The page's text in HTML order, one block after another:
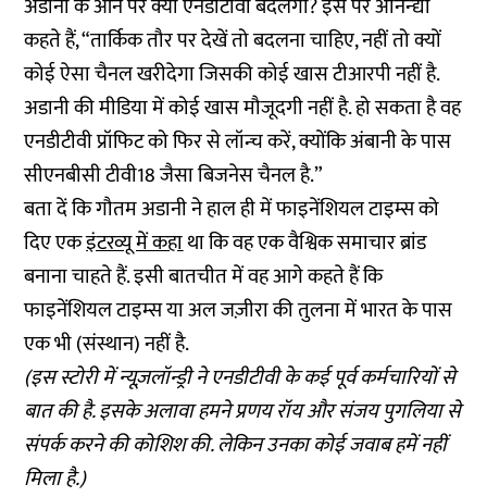
अडानी के आने पर क्या एनडीटीवी बदलेगा? इस पर अनिन्द्यो
कहते हैं, “तार्किक तौर पर देखें तो बदलना चाहिए, नहीं तो क्यों
कोई ऐसा चैनल खरीदेगा जिसकी कोई खास टीआरपी नहीं है.
अडानी की मीडिया में कोई खास मौजूदगी नहीं है. हो सकता है वह
एनडीटीवी प्रॉफिट को फिर से लॉन्च करें, क्योंकि अंबानी के पास
सीएनबीसी टीवी18 जैसा बिजनेस चैनल है.”
बता दें कि गौतम अडानी ने हाल ही में फाइनेंशियल टाइम्स को
दिए एकइंटरव्यू में कहाथा कि वह एक वैश्विक समाचार ब्रांड
बनाना चाहते हैं. इसी बातचीत में वह आगे कहते हैं कि
फाइनेंशियल टाइम्स या अल जज़ीरा की तुलना में भारत के पास
एक भी (संस्थान) नहीं है.
(इस स्टोरी में न्यूज़लॉन्ड्री ने एनडीटीवी के कई पूर्व कर्मचारियों से
बात की है. इसके अलावा हमने प्रणय रॉय और संजय पुगलिया से
संपर्क करने की कोशिश की. लेकिन उनका कोई जवाब हमें नहीं
मिला है.)